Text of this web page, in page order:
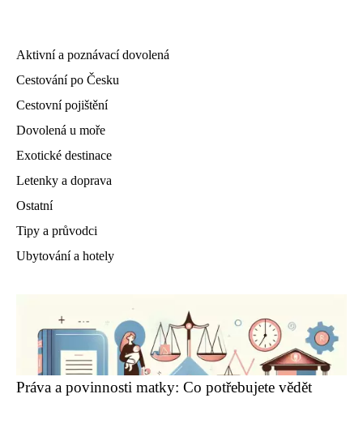
Aktivní a poznávací dovolená
Cestování po Česku
Cestovní pojištění
Dovolená u moře
Exotické destinace
Letenky a doprava
Ostatní
Tipy a průvodci
Ubytování a hotely
Práva a povinnosti matky: Co potřebujete vědět